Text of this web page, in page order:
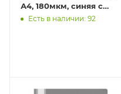
А4, 180мкм, синяя с
прозр. верхом
Есть в наличии: 92